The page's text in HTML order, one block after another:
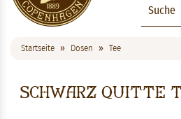
Startseite Dosen Tee
Schwarz Quitte